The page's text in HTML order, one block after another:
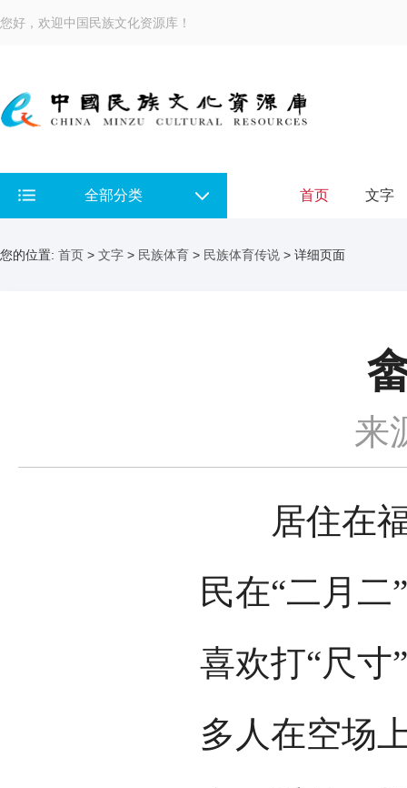
您好，欢迎中国民族文化资源库！
全部分类 首页 文字
您的位置: 首页 > 文字 > 民族体育 > 民族体育传说 > 详细页面
来
居住在福
民在“二月
喜欢打“尺寸
多人在空场